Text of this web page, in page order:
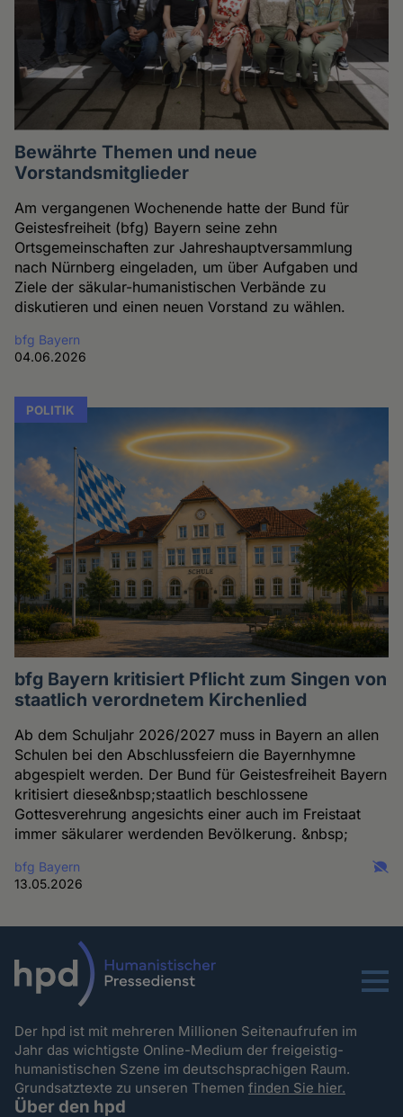
Bewährte Themen und neue
Vorstandsmitglieder
Am vergangenen Wochenende hatte der Bund für
Geistesfreiheit (bfg) Bayern seine zehn
Ortsgemeinschaften zur Jahreshauptversammlung
nach Nürnberg eingeladen, um über Aufgaben und
Ziele der säkular-humanistischen Verbände zu
diskutieren und einen neuen Vorstand zu wählen.
bfg Bayern
04.06.2026
POLITIK
bfg Bayern kritisiert Pflicht zum Singen von
staatlich verordnetem Kirchenlied
Ab dem Schuljahr 2026/2027 muss in Bayern an allen
Schulen bei den Abschlussfeiern die Bayernhymne
abgespielt werden. Der Bund für Geistesfreiheit Bayern
kritisiert diese&nbsp;staatlich beschlossene
Gottesverehrung angesichts einer auch im Freistaat
immer säkularer werdenden Bevölkerung. &nbsp;
bfg Bayern
13.05.2026
Menu
Der hpd ist mit mehreren Millionen Seitenaufrufen im
Jahr das wichtigste Online-Medium der freigeistig-
humanistischen Szene im deutschsprachigen Raum.
Grundsatztexte zu unseren Themenfinden Sie hier.
Über den hpd